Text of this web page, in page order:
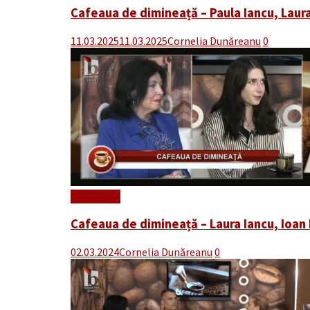
Cafeaua de dimineață – Paula Iancu,
11.03.202511.03.2025Cornelia Dunăreanu 0
Cafeaua de dimineață – Laura Iancu, Ioan
02.03.2024Cornelia Dunăreanu 0